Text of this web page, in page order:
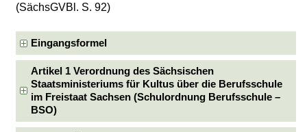
(SächsGVBl. S. 92)
Eingangsformel
Artikel 1 Verordnung des Sächsischen
Staatsministeriums für Kultus über die Berufsschule
im Freistaat Sachsen (Schulordnung Berufsschule –
BSO)